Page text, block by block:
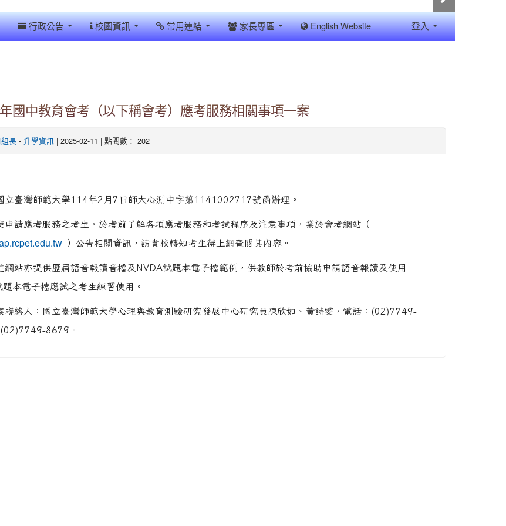
行政公告 校園資訊 常用連結 家長專區 English Website 登入
國中教育會考（以下稱會考）應考服務相關事項一案
長- 升學資訊| 2025-02-11 | 點閱數： 202
立臺灣師範大學114年2月7日師大心測中字第1141002717號函辦理。
申請應考服務之考生，於考前了解各項應考服務和考試程序及注意事項，業於會考網站（
）公告相關資訊，請貴校轉知考生得上網查閱其內容。
網站亦提供歷屆語音報讀音檔及NVDA試題本電子檔範例，供教師於考前協助申請語音報讀及使用
題本電子檔應試之考生練習使用。
聯絡人：國立臺灣師範大學心理與教育測驗研究發展中心研究員陳欣如、黃詩雯，電話：(02)7749-
8679。